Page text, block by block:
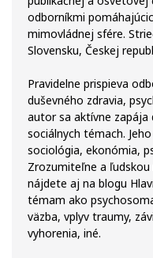
odborníkmi
mimovládnej sfére.
Slovensku, Českej
Pravidelne prispieva
duševného zdravia,
autor sa aktívne zapája
sociálnych témach.
sociológia, ekonómia,
Zrozumiteľne a ľudskou
nájdete aj na blogu
témam ako
väzba, vplyv traumy,
vyhorenia, iné.